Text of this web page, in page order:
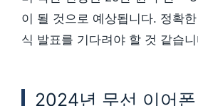
이 될 것으로 예상됩니다. 정확
식 발표를 기다려야 할 것 같습
2024년 무선 이어